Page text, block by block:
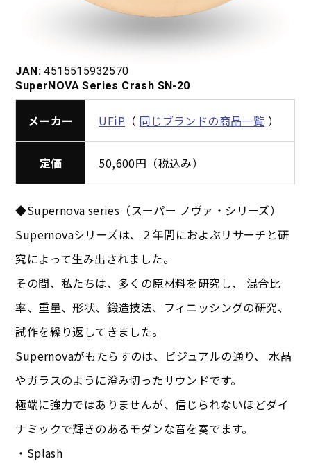
JAN: 4515515932570
SuperNOVA Series Crash SN-20
メーカー UFiP （ 同じブランドの商品一覧 ）
定価 50,600円（税込み）
◆Supernova series（スーパー ノヴァ・シリーズ）
Supernovaシリーズは、２年間におよぶリサーチと研
究によって生み出されました。
その間、私たちは、多くの原材料を研究し、 混合比
率、重量、形状、鍛造技法、フィニッシングの研究、
試作を繰り返してきました。
Supernovaがもたらすのは、ビジュアルの通り、 水晶
やガラスのように澄み切ったサウンドです。
極端に強力ではありませんが、信じられないほどダイ
ナミックで輝きのあるモダンな音を奏でます。
・Splash